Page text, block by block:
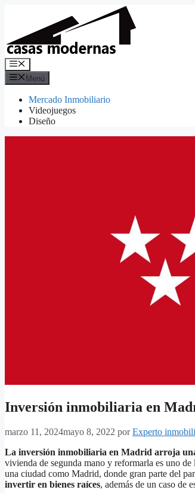
contenido
Menú
Menú
Mercado Inmobiliario
Videojuegos
Diseño
Inversión inmobiliaria en
marzo 11, 2024mayo 8, 2022 porExperto
La inversión inmobiliaria en Madrid arroja
vivienda de segunda mano y reformarla es uno
una ciudad como Madrid, donde gran parte del
invertir en bienes raíces, además de un caso de